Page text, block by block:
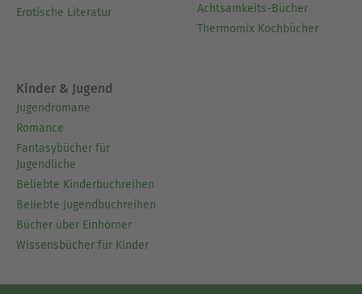
Erotische Literatur
Achtsamkeits-Bücher
Thermomix Kochbücher
Kinder & Jugend
Jugendromane
Romance
Fantasybücher für
Jugendliche
Beliebte Kinderbuchreihen
Beliebte Jugendbuchreihen
Bücher über Einhörner
Wissensbücher für Kinder